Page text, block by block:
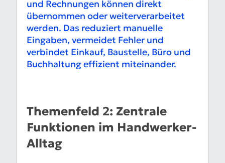
und Rechnungen können direkt
übernommen oder weiterverarbeitet
werden. Das reduziert manuelle
Eingaben, vermeidet Fehler und
verbindet Einkauf, Baustelle, Büro und
Buchhaltung effizient miteinander.
Themenfeld 2: Zentrale
Funktionen im Handwerker-
Alltag